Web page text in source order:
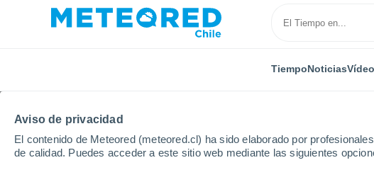
Aviso de privacidad
El contenido de Meteored (meteored.cl) ha sido elaborado por
de calidad. Puedes acceder a este sitio web mediante las siguientes
TiempoNoticias